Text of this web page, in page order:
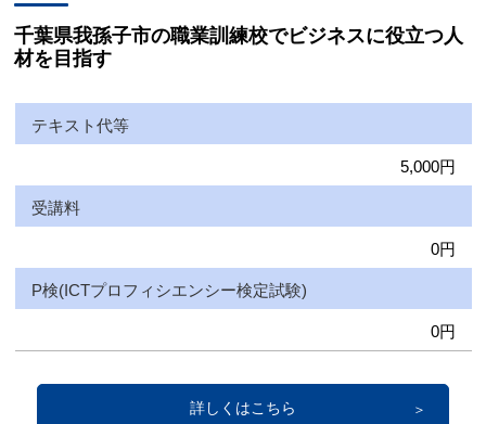
千葉県我孫子市の職業訓練校でビジネスに役立つ人
材を目指す
テキスト代等
5,000円
受講料
0円
P検(ICTプロフィシエンシー検定試験)
0円
詳しくはこちら